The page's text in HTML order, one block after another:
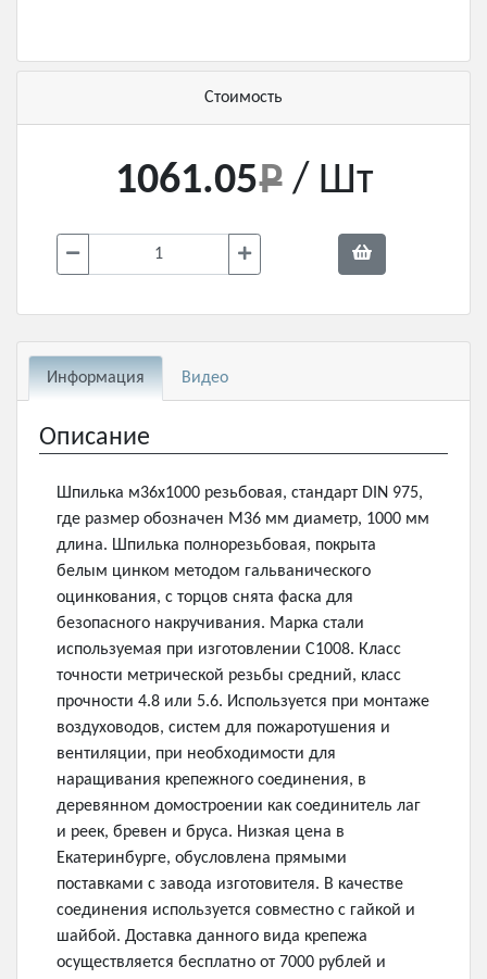
Стоимость
1061.05 / Шт
Информация Видео
Описание
Шпилька м36х1000 резьбовая, стандарт DIN 975,
где размер обозначен М36 мм диаметр, 1000 мм
длина. Шпилька полнорезьбовая, покрыта
белым цинком методом гальванического
оцинкования, с торцов снята фаска для
безопасного накручивания. Марка стали
используемая при изготовлении С1008. Класс
точности метрической резьбы средний, класс
прочности 4.8 или 5.6. Используется при монтаже
воздуховодов, систем для пожаротушения и
вентиляции, при необходимости для
наращивания крепежного соединения, в
деревянном домостроении как соединитель лаг
и реек, бревен и бруса. Низкая цена в
Екатеринбурге, обусловлена прямыми
поставками с завода изготовителя. В качестве
соединения используется совместно с гайкой и
шайбой. Доставка данного вида крепежа
осуществляется бесплатно от 7000 рублей и